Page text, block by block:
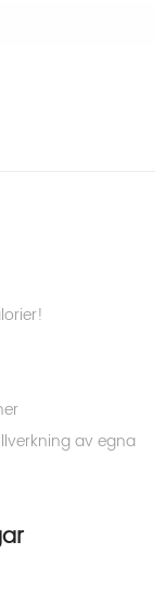
av egna